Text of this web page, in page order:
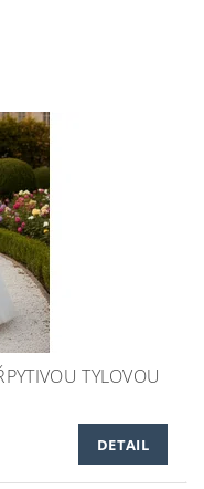
TYLOVOU
DETAIL